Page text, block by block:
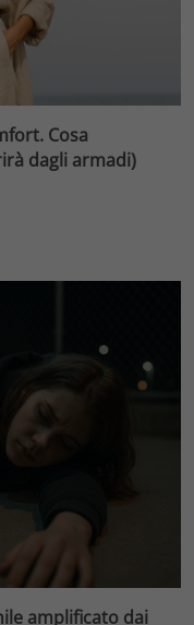
Cosa
dagli armadi)
amplificato dai